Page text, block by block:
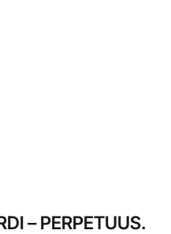
– PERPETUUS.